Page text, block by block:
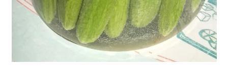
ומנהלות. לימור לוי אוסמי מלווה רגשית לנשים בהריון ואחרי לידה, איטהל
גיל כמון מורה, מרצה, ומטפלת בשיטת איזון חיים ואני, דורית דן
הרבליסטית קלינית מטפלת בתזונה ודיקור סיני ובעלת חנות תה. יוצרנו
חיבור בין עולמות כל כך שונים חיפשנו את המשותף. ויצרנו דיאלוג רב
ממדי, מרתק. ארבע בלוגריות מעו